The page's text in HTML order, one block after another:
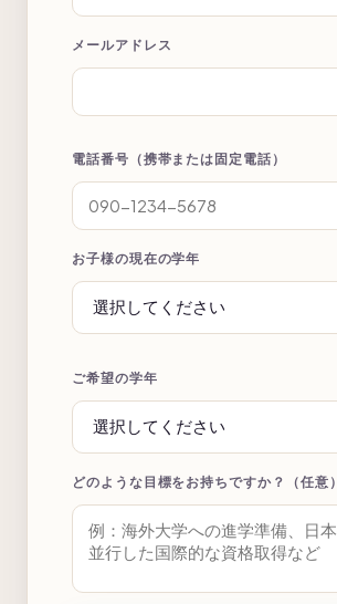
メールアドレス
電話番号（携帯または固定電話）
お子様の現在の学年
ご希望の学年
どのような目標をお持ちですか？（任意）